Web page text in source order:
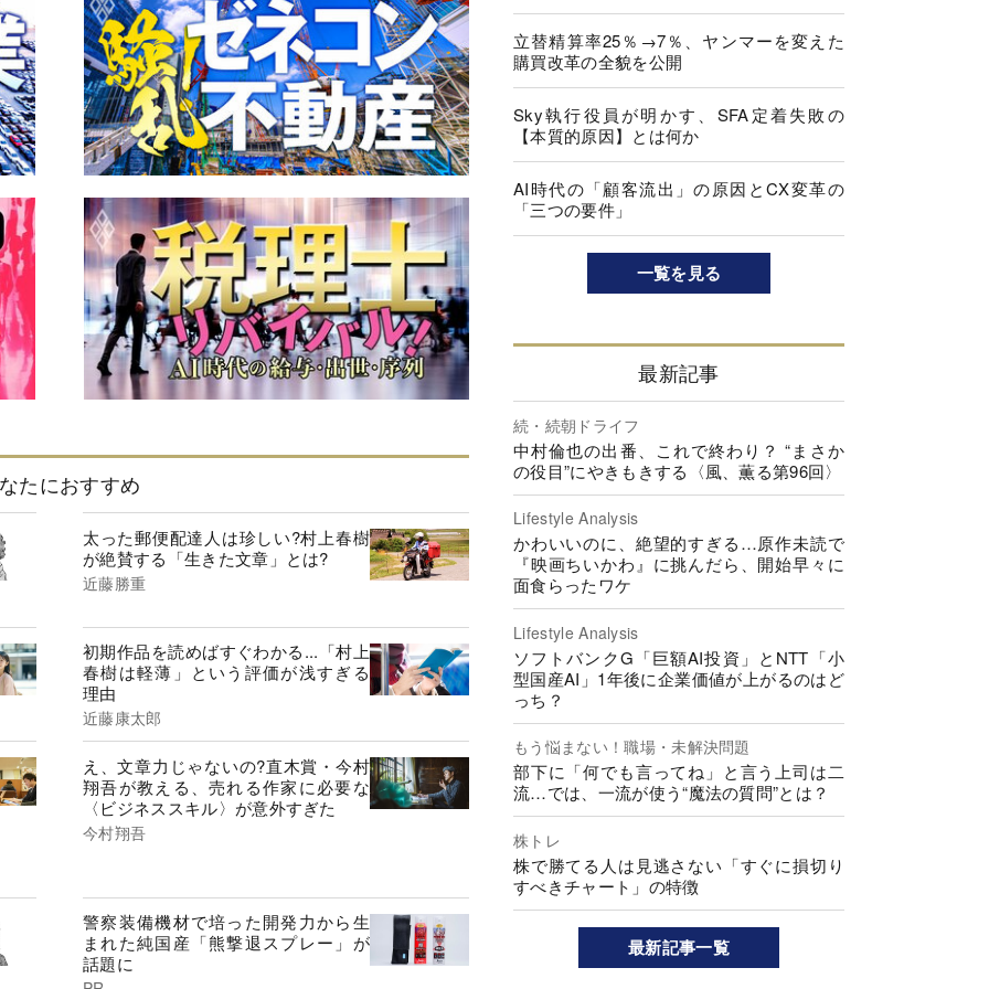
たにおすすめ
太った郵便配達人は珍しい?村上春樹
が絶賛する「生きた文章」とは?
近藤勝重
初期作品を読めばすぐわかる...「村上
春樹は軽薄」という評価が浅すぎる
理由
近藤康太郎
え、文章力じゃないの?直木賞・今村
翔吾が教える、売れる作家に必要な
〈ビジネススキル〉が意外すぎた
今村翔吾
警察装備機材で培った開発力から生
まれた純国産「熊撃退スプレー」が
話題に
立替精算率25％→7％、ヤンマーを変えた
購買改革の全貌を公開
Sky執行役員が明かす、SFA定着失敗の
【本質的原因】とは何か
AI時代の「顧客流出」の原因とCX変革の
「三つの要件」
一覧を見る
最新記事
続・続朝ドライフ
中村倫也の出番、これで終わり？ “まさか
の役目”にやきもきする〈風、薫る第96回〉
Lifestyle Analysis
かわいいのに、絶望的すぎる…原作未読で
『映画ちいかわ』に挑んだら、開始早々に
面食らったワケ
Lifestyle Analysis
ソフトバンクG「巨額AI投資」とNTT「小
型国産AI」1年後に企業価値が上がるのはど
っち？
もう悩まない！職場・未解決問題
部下に「何でも言ってね」と言う上司は二
流…では、一流が使う“魔法の質問”とは？
株トレ
株で勝てる人は見逃さない「すぐに損切り
すべきチャート」の特徴
最新記事一覧